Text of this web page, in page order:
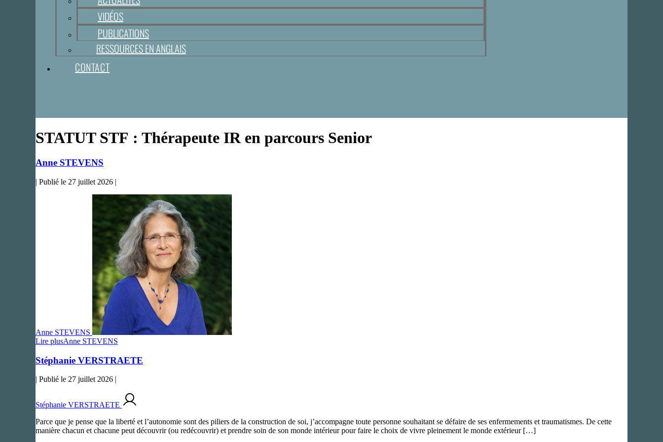
VIDÉOS
PUBLICATIONS
RESSOURCES EN ANGLAIS
CONTACT
STATUT STF : Thérapeute IR en parcours Senior
Anne STEVENS
| Publié le 27 juillet 2026 |
Anne STEVENS
Lire plusAnne STEVENS
Stéphanie VERSTRAETE
| Publié le 27 juillet 2026 |
Stéphanie VERSTRAETE
Parce que je pense que la liberté et l’autonomie sont des piliers de la construction de soi, j’accompagne toute personne souhaitant se défaire de ses enfermements et traumatismes. De cette
manière chacun et chacune peut découvrir (ou redécouvrir) et prendre soin de son monde intérieur pour faire le choix de vivre pleinement le monde extérieur […]